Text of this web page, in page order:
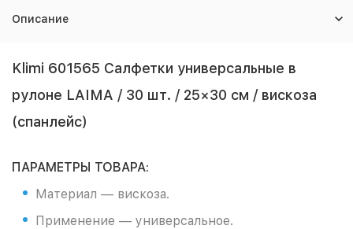
Описание
Klimi 601565 Салфетки универсальные в
рулоне LAIMA / 30 шт. / 25×30 см / вискоза
(спанлейс)
ПАРАМЕТРЫ ТОВАРА:
Материал — вискоза.
Применение — универсальное.